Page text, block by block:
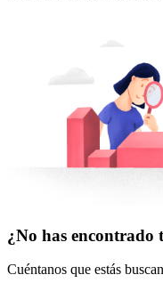
¿No has
Cuéntanos que estás